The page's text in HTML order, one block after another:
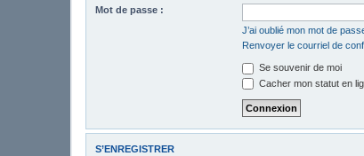
Mot de passe :
J’ai oublié mon mot de
Renvoyer le courriel de
Se souvenir de moi
Cacher mon statut en
S’ENREGISTRER